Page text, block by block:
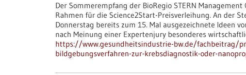
Der Sommerempfang der BioRegio STERN
Rahmen für die Science2Start-Preisverleihung. An der
Donnerstag bereits zum 15. Mal ausgezeichnete Ideen
nach Meinung einer Expertenjury besonderes
https://www.gesundheitsindustrie-bw.de/fachbeitrag/
bildgebungsverfahren-zur-krebsdiagnostik-oder-